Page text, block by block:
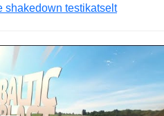
shakedown testikatselt